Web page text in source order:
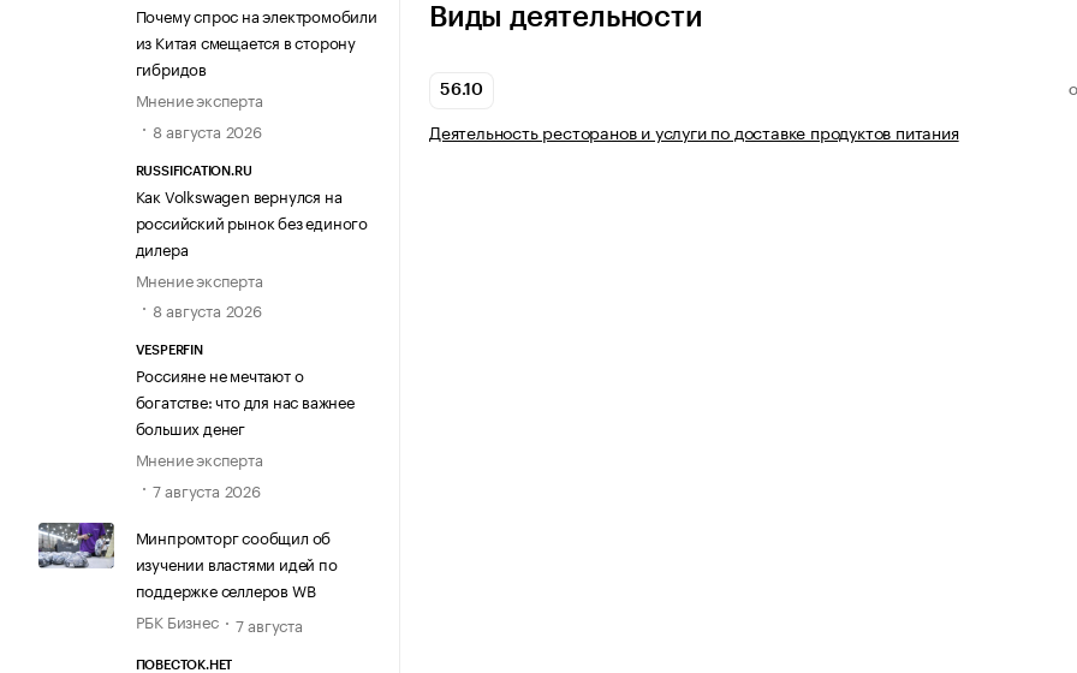
Почему спрос на электромобили
из Китая смещается в сторону
гибридов
Мнение эксперта
8 августа 2026
RUSSIFICATION.RU
Как Volkswagen вернулся на
российский рынок без единого
дилера
Мнение эксперта
8 августа 2026
VESPERFIN
Россияне не мечтают о
богатстве: что для нас важнее
больших денег
Мнение эксперта
7 августа 2026
Минпромторг сообщил об
изучении властями идей по
поддержке селлеров WB
РБК Бизнес
7 августа
ПОВЕСТОК.НЕТ
Виды деятельности
56.10
Деятельность ресторанов и услуги по доставке продуктов питания